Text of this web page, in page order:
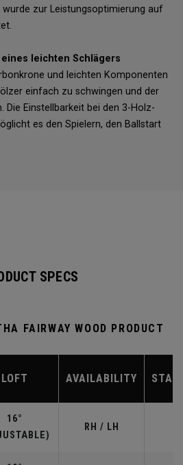
zur Leistungsoptimierung auf
leichten Schlägers
und leichten Komponenten
einfach zu schwingen und der
Die Einstellbarkeit bei den 3-Holz-
es den Spielern, den Ballstart
SPECS
FAIRWAY WOOD PRODUCT
LOFT AVAILABILITY
16°
RH / LH